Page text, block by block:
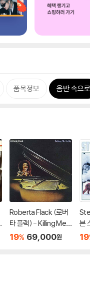
품목정보 음반 속으로
Roberta Flack (로버
타 플랙) - Killing Me S
oftly [SACD Hybrid]
19% 69,000원
븐
19